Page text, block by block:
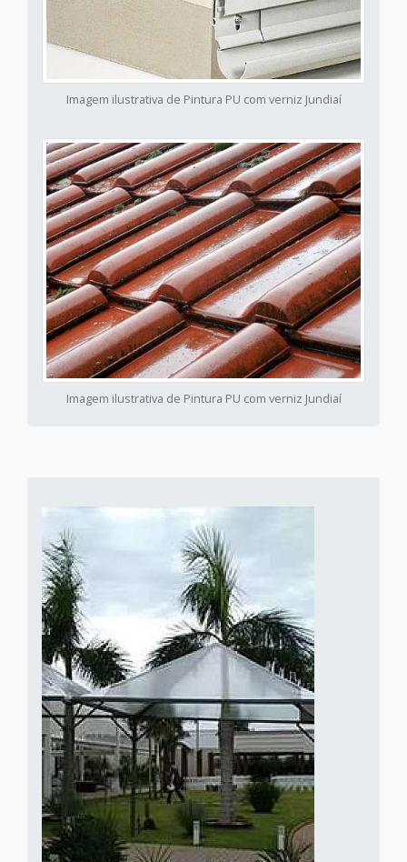
Imagem ilustrativa de Pintura PU com verniz Jundiaí
Imagem ilustrativa de Pintura PU com verniz Jundiaí